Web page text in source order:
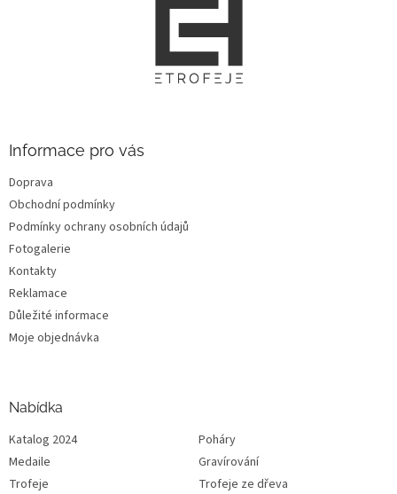
Informace pro vás
Doprava
Obchodní podmínky
Podmínky ochrany osobních údajů
Fotogalerie
Kontakty
Reklamace
Důležité informace
Moje objednávka
Nabídka
Katalog 2024
Poháry
Medaile
Gravírování
Trofeje
Trofeje ze dřeva